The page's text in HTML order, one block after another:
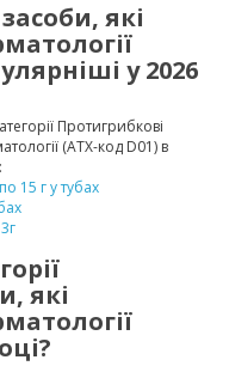
які
у 2026
Протигрибкові
(ATX-код D01) в
15 г у тубах
які